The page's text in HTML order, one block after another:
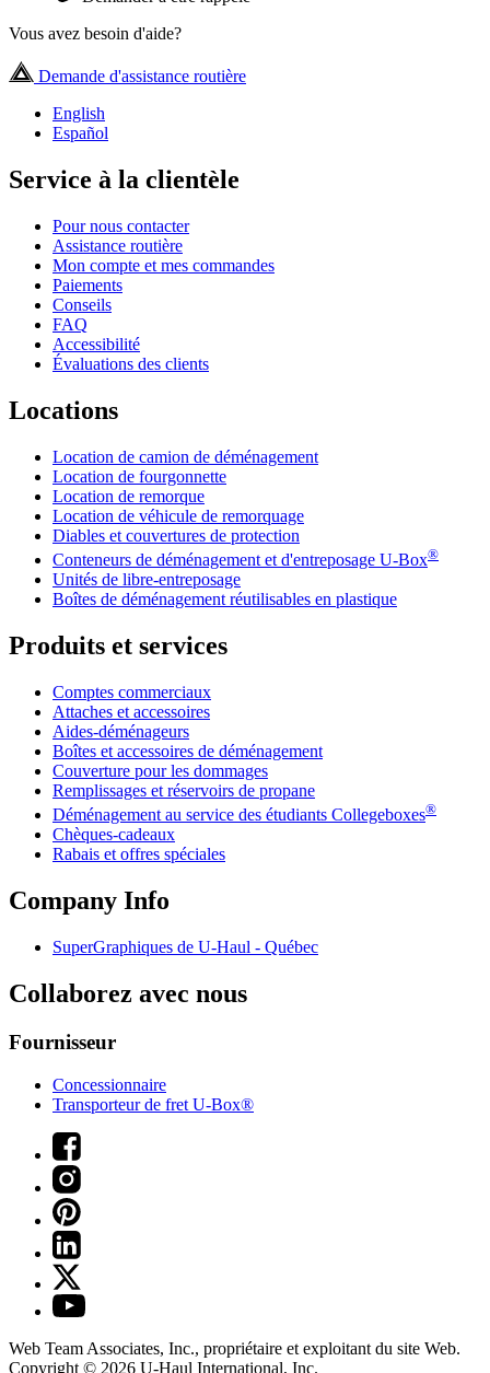
Vous avez besoin d'aide?
Demande d'assistance routière
English
Español
Service à la clientèle
Pour nous contacter
Assistance routière
Mon compte et mes commandes
Paiements
Conseils
FAQ
Accessibilité
Évaluations des clients
Locations
Location de camion de déménagement
Location de fourgonnette
Location de remorque
Location de véhicule de remorquage
Diables et couvertures de protection
Conteneurs de déménagement et d'entreposage U-Box®
Unités de libre-entreposage
Boîtes de déménagement réutilisables en plastique
Produits et services
Comptes commerciaux
Attaches et accessoires
Aides-déménageurs
Boîtes et accessoires de déménagement
Couverture pour les dommages
Remplissages et réservoirs de propane
Déménagement au service des étudiants Collegeboxes®
Chèques-cadeaux
Rabais et offres spéciales
Company Info
SuperGraphiques de U-Haul - Québec
Collaborez avec nous
Fournisseur
Concessionnaire
Transporteur de fret U-Box®
Web Team Associates, Inc., propriétaire et exploitant du site Web.
Copyright © 2026 U-Haul International, Inc.